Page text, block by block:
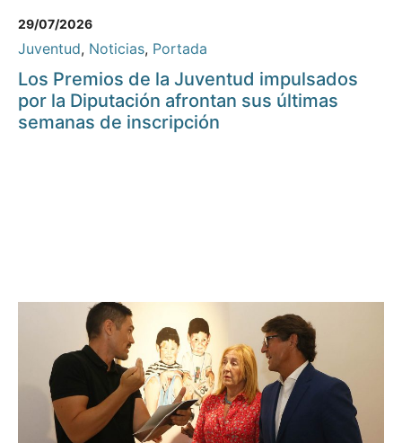
29/07/2026
Juventud, Noticias, Portada
Los Premios de la Juventud impulsados
por la Diputación afrontan sus últimas
semanas de inscripción